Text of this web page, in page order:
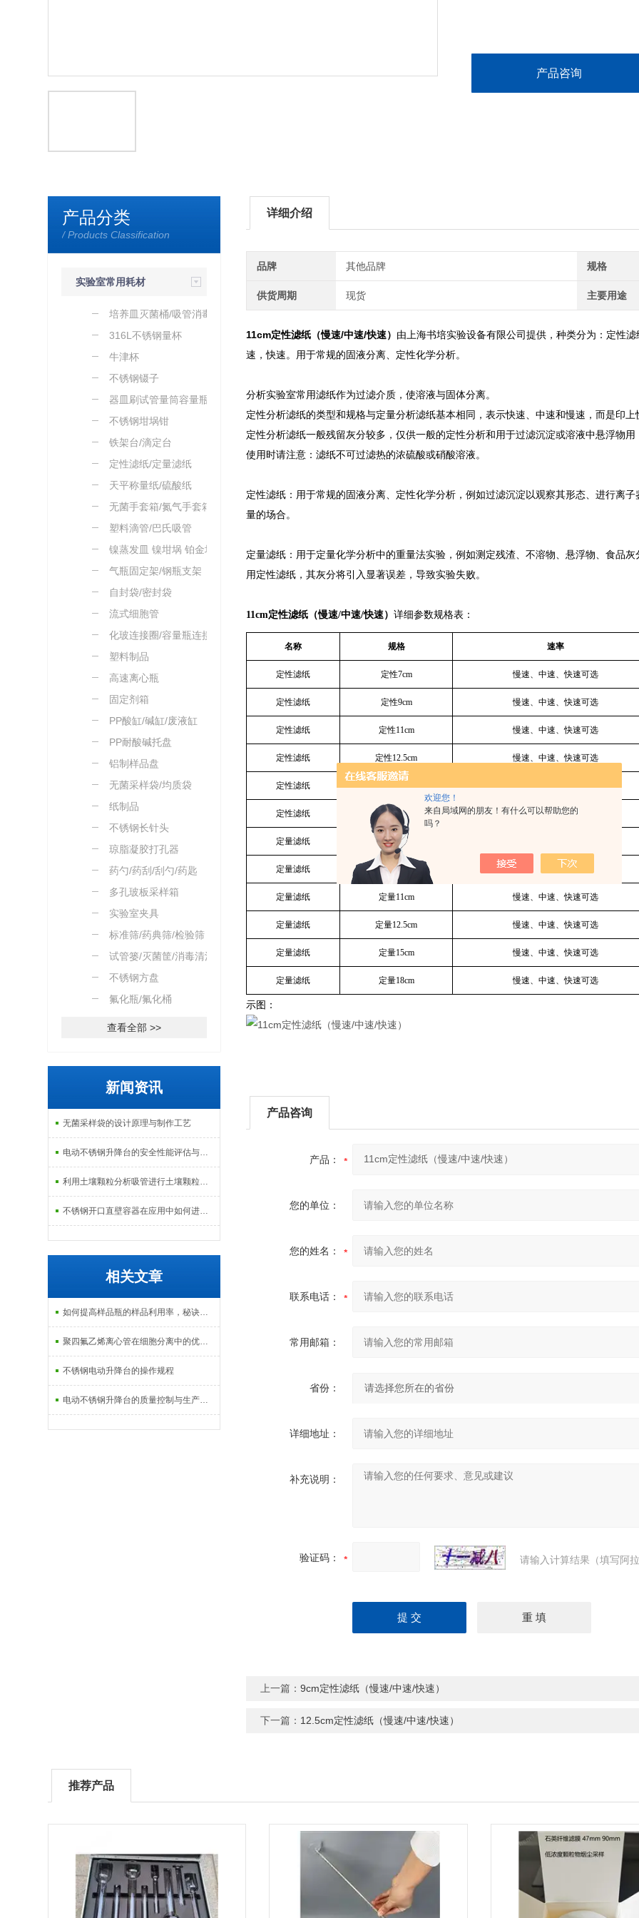
欢迎您！
来自局域网的朋友！有什么可以帮助您的
吗？
产品咨询
产品分类
/ Products Classification
实验室常用耗材
培养皿灭菌桶/吸管消毒桶
316L不锈钢量杯
牛津杯
不锈钢镊子
器皿刷试管量筒容量瓶刷
不锈钢坩埚钳
铁架台/滴定台
定性滤纸/定量滤纸
天平称量纸/硫酸纸
无菌手套箱/氮气手套箱
塑料滴管/巴氏吸管
镍蒸发皿 镍坩埚 铂金坩
埚
气瓶固定架/钢瓶支架
自封袋/密封袋
流式细胞管
化玻连接圈/容量瓶连接绳
塑料制品
高速离心瓶
固定剂箱
PP酸缸/碱缸/废液缸
PP耐酸碱托盘
铝制样品盘
无菌采样袋/均质袋
纸制品
不锈钢长针头
琼脂凝胶打孔器
药勺/药刮/刮勺/药匙
多孔玻板采样箱
实验室夹具
标准筛/药典筛/检验筛
试管篓/灭菌筐/消毒清洗
篮
不锈钢方盘
氟化瓶/氟化桶
查看全部 >>
新闻资讯
无菌采样袋的设计原理与制作工艺
电动不锈钢升降台的安全性能评估与控制
利用土壤颗粒分析吸管进行土壤颗粒定量分析的研究
不锈钢开口直壁容器在应用中如何进行维护和保养？
相关文章
如何提高样品瓶的样品利用率，秘诀在此
聚四氟乙烯离心管在细胞分离中的优势分析
不锈钢电动升降台的操作规程
电动不锈钢升降台的质量控制与生产工艺
详细介绍
品牌 其他品牌 规格
供货周期 现货 主要用途
11cm定性滤纸（慢速/中速/快速） 由上海书培实验设备有限公司提供，种类分为：定性
速，快速。用于‌常规的固液分离、定性化学分析‌。
分析实验室常用滤纸作为过滤介质，使溶液与固体分离。
定性分析滤纸的类型和规格与定量分析滤纸基本相同，表示快速、中速和慢速，而是印
定性分析滤纸一般残留灰分较多，仅供一般的定性分析和用于过滤沉淀或溶液中悬浮物用
使用时请注意：滤纸不可过滤热的浓硫酸或硝酸溶液。
定性滤纸‌：用于‌常规的固液分离、定性化学分析‌，例如过滤沉淀以观察其形态、进行离
量的场合。
定量滤纸‌：用于‌定量化学分析中的重量法实验‌，例如测定残渣、不溶物、悬浮物、食品
用定性滤纸，其灰分将引入显著误差，导致实验失败。
11cm定性滤纸（慢速/中速/快速）详细参数规格表：
名称 规格 速率
定性滤纸 定性7cm 慢速、中速、快速可选
定性滤纸 定性9cm 慢速、中速、快速可选
定性滤纸 定性11cm 慢速、中速、快速可选
定性滤纸 定性12.5cm 慢速、中速、快速可选
定性滤纸 定性15cm 慢速、中速、快速可选
定性滤纸 定性18cm 慢速、中速、快速可选
定量滤纸 定量7cm
定量滤纸 定量9cm 慢速、中速、快速可选
定量滤纸 定量11cm 慢速、中速、快速可选
定量滤纸 定量12.5cm 慢速、中速、快速可选
定量滤纸 定量15cm 慢速、中速、快速可选
定量滤纸 定量18cm 慢速、中速、快速可选
示图：
产品咨询
产品：
您的单位：
您的姓名：
联系电话：
常用邮箱：
省份：
详细地址：
补充说明：
验证码： 请输入计算结果（填写阿
上一篇：9cm定性滤纸（慢速/中速/快速）
下一篇： 12.5cm定性滤纸（慢速/中速/快速）
推荐产品